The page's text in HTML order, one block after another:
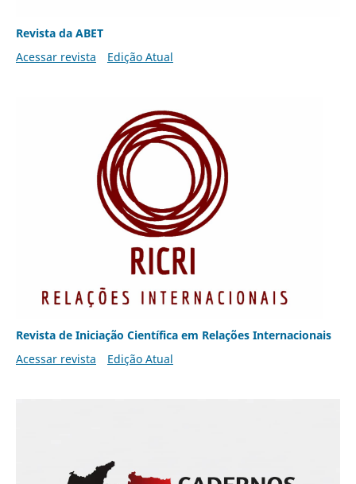
Revista da ABET
Acessar revista
Edição Atual
Revista de Iniciação Científica em Relações Internacionais
Acessar revista
Edição Atual